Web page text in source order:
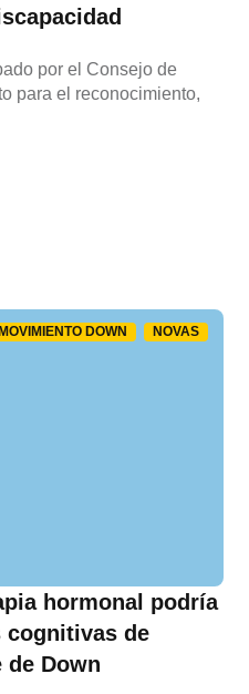
por el Consejo de
para el reconocimiento,
DOWN NOVAS
hormonal podría
cognitivas de
de Down